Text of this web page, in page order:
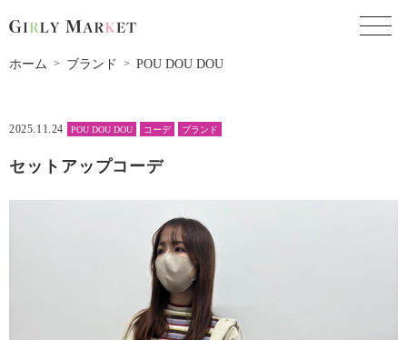
ホーム ブランド POU DOU DOU
2025.11.24 POU DOU DOU コーデ ブランド
セットアップコーデ